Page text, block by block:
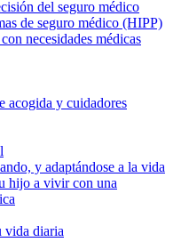
del seguro médico
de seguro médico (HIPP)
necesidades médicas
acogida y cuidadores
y adaptándose a la vida
hijo a vivir con una
vida diaria